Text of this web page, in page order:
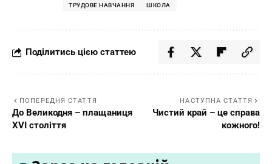
ТРУДОВЕ НАВЧАННЯ
ШКОЛА
Поділитись цією статтею
ПОПЕРЕДНЯ СТАТТЯ
До Великодня – плащаниця
XVI століття
НАСТУПНА СТАТТЯ
Чистий край – це справа
кожного!